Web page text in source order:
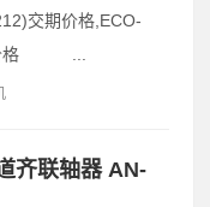
交期价格,ECO-
价格 ...
齐联轴器 AN-